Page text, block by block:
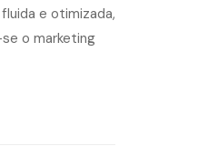
e otimizada,
o marketing